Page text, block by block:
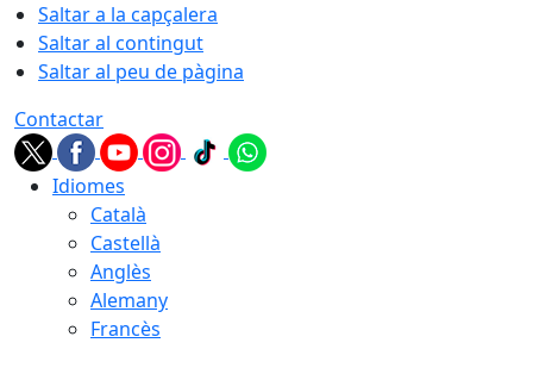
Saltar a la capçalera
Saltar al contingut
Saltar al peu de pàgina
Contactar
Idiomes
Català
Castellà
Anglès
Alemany
Francès